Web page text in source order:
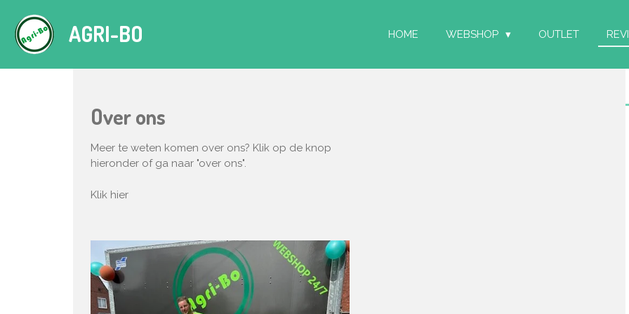
direct
naar
AGRI-BO HOME WEBSHOP OUTLET
Over ons
Meer te weten komen over ons? Klik op de knop
hieronder of ga naar "over ons".
Klik hier